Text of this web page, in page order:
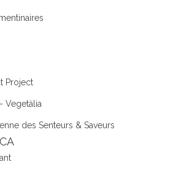
Project
Vegetàlia
des Senteurs & Saveurs